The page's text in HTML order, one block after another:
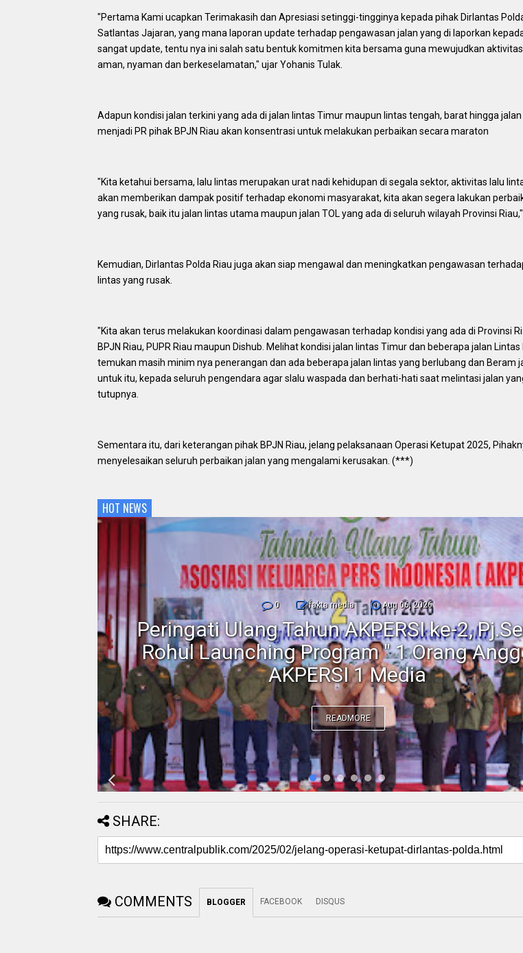
"Pertama Kami ucapkan Terimakasih dan Apresiasi setinggi-tingginya kepada pihak Dirlantas
Satlantas Jajaran, yang mana laporan update terhadap pengawasan jalan yang di laporkan
sangat update, tentu nya ini salah satu bentuk komitmen kita bersama guna mewujudkan
aman, nyaman dan berkeselamatan," ujar Yohanis Tulak.
Adapun kondisi jalan terkini yang ada di jalan lintas Timur maupun lintas tengah, barat hingga
menjadi PR pihak BPJN Riau akan konsentrasi untuk melakukan perbaikan secara maraton
"Kita ketahui bersama, lalu lintas merupakan urat nadi kehidupan di segala sektor, aktivitas lalu
akan memberikan dampak positif terhadap ekonomi masyarakat, kita akan segera lakukan
yang rusak, baik itu jalan lintas utama maupun jalan TOL yang ada di seluruh wilayah Provinsi Riau,"
Kemudian, Dirlantas Polda Riau juga akan siap mengawal dan meningkatkan pengawasan
lintas yang rusak.
"Kita akan terus melakukan koordinasi dalam pengawasan terhadap kondisi yang ada di Provinsi
BPJN Riau, PUPR Riau maupun Dishub. Melihat kondisi jalan lintas Timur dan beberapa jalan
temukan masih minim nya penerangan dan ada beberapa jalan lintas yang berlubang dan Beram
untuk itu, kepada seluruh pengendara agar slalu waspada dan berhati-hati saat melintasi jalan
tutupnya.
Sementara itu, dari keterangan pihak BPJN Riau, jelang pelaksanaan Operasi Ketupat 2025,
menyelesaikan seluruh perbaikan jalan yang mengalami kerusakan. (***)
HOT NEWS
0 fakta media Aug 06, 2026
Peringati Ulang Tahun AKPERSI ke-2,
Rohul Launching Program " 1 Orang
AKPERSI 1 Media
READMORE
SHARE:
COMMENTS BLOGGER FACEBOOK DISQUS